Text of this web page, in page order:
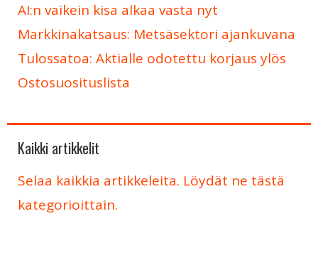
AI:n vaikein kisa alkaa vasta nyt
Markkinakatsaus: Metsäsektori ajankuvana
Tulossatoa: Aktialle odotettu korjaus ylös
Ostosuosituslista
Kaikki artikkelit
Selaa kaikkia artikkeleita. Löydät ne tästä
kategorioittain.